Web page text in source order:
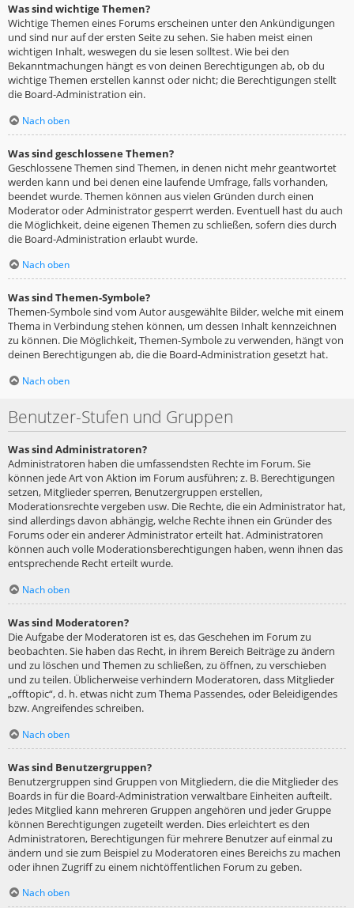
Was sind wichtige Themen?
Wichtige Themen eines Forums erscheinen unter den Ankündigungen
und sind nur auf der ersten Seite zu sehen. Sie haben meist einen
wichtigen Inhalt, weswegen du sie lesen solltest. Wie bei den
Bekanntmachungen hängt es von deinen Berechtigungen ab, ob du
wichtige Themen erstellen kannst oder nicht; die Berechtigungen stellt
die Board-Administration ein.
Nach oben
Was sind geschlossene Themen?
Geschlossene Themen sind Themen, in denen nicht mehr geantwortet
werden kann und bei denen eine laufende Umfrage, falls vorhanden,
beendet wurde. Themen können aus vielen Gründen durch einen
Moderator oder Administrator gesperrt werden. Eventuell hast du auch
die Möglichkeit, deine eigenen Themen zu schließen, sofern dies durch
die Board-Administration erlaubt wurde.
Nach oben
Was sind Themen-Symbole?
Themen-Symbole sind vom Autor ausgewählte Bilder, welche mit einem
Thema in Verbindung stehen können, um dessen Inhalt kennzeichnen
zu können. Die Möglichkeit, Themen-Symbole zu verwenden, hängt von
deinen Berechtigungen ab, die die Board-Administration gesetzt hat.
Nach oben
Benutzer-Stufen und Gruppen
Was sind Administratoren?
Administratoren haben die umfassendsten Rechte im Forum. Sie
können jede Art von Aktion im Forum ausführen; z. B. Berechtigungen
setzen, Mitglieder sperren, Benutzergruppen erstellen,
Moderationsrechte vergeben usw. Die Rechte, die ein Administrator hat,
sind allerdings davon abhängig, welche Rechte ihnen ein Gründer des
Forums oder ein anderer Administrator erteilt hat. Administratoren
können auch volle Moderationsberechtigungen haben, wenn ihnen das
entsprechende Recht erteilt wurde.
Nach oben
Was sind Moderatoren?
Die Aufgabe der Moderatoren ist es, das Geschehen im Forum zu
beobachten. Sie haben das Recht, in ihrem Bereich Beiträge zu ändern
und zu löschen und Themen zu schließen, zu öffnen, zu verschieben
und zu teilen. Üblicherweise verhindern Moderatoren, dass Mitglieder
„offtopic“, d. h. etwas nicht zum Thema Passendes, oder Beleidigendes
bzw. Angreifendes schreiben.
Nach oben
Was sind Benutzergruppen?
Benutzergruppen sind Gruppen von Mitgliedern, die die Mitglieder des
Boards in für die Board-Administration verwaltbare Einheiten aufteilt.
Jedes Mitglied kann mehreren Gruppen angehören und jeder Gruppe
können Berechtigungen zugeteilt werden. Dies erleichtert es den
Administratoren, Berechtigungen für mehrere Benutzer auf einmal zu
ändern und sie zum Beispiel zu Moderatoren eines Bereichs zu machen
oder ihnen Zugriff zu einem nichtöffentlichen Forum zu geben.
Nach oben